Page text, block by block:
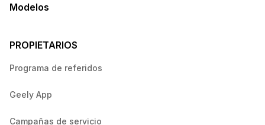
Modelos
PROPIETARIOS
Programa de referidos
Geely App
Campañas de servicio